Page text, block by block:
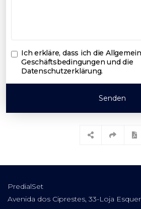
Ich erkläre, dass ich die
Geschäftsbedingungen und die
Datenschutzerklärung.
Senden
PredialSet
Avenida dos Ciprestes, 33-Loja